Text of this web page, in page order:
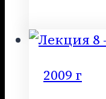
2009 г